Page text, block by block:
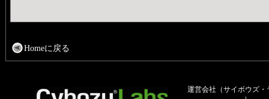
Homeに戻る
運営会社（サイボウズ・